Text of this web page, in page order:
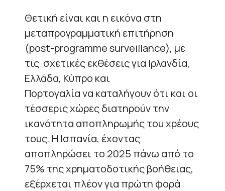
Θετική είναι και η εικόνα στη
μεταπρογραμματική επιτήρηση
(post-programme surveillance), με
τις σχετικές εκθέσεις για Ιρλανδία,
Ελλάδα, Κύπρο και
Πορτογαλία να καταλήγουν ότι και οι
τέσσερις χώρες διατηρούν την
ικανότητα αποπληρωμής του χρέους
τους. Η Ισπανία, έχοντας
αποπληρώσει το 2025 πάνω από το
75% της χρηματοδοτικής βοήθειας,
εξέρχεται πλέον για πρώτη φορά